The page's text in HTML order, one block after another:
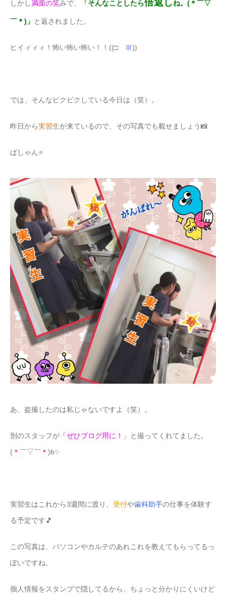
しかし満面の笑みで、 「そんなことしたら倍返しね。(＊￣▽
￣＊)」 と返されました。
ヒイィィィ！怖い怖い怖い！！((□ Ⅲ))
では、そんなビクビクしている今日は（笑）。
昨日から実習生が来ているので、その写真でも載せましょう📸
ぱしゃん⭐️
あ、盗撮したのは私じゃないですよ（笑）。
別のスタッフが 「ぜひブログ用に！」
と撮ってくれてました。
( ＊ ￣▽￣ ＊ )b✨
実習生はこれから3週間に渡り、 受付や歯科助手の仕事を体験す
る予定です🎵
この写真は、パソコンやカルテのあれこれを教えてもらってるっ
ぽいですね。
個人情報をスタンプで隠してるから、ちょっと分かりにくいけど